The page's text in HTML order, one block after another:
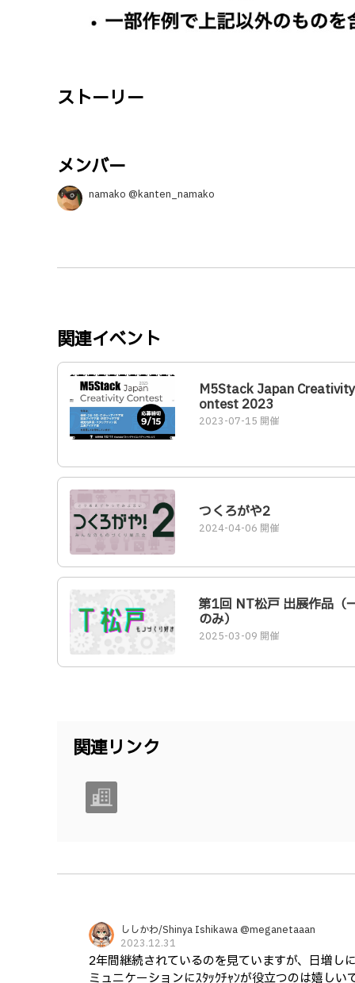
ストーリー
メンバー
namako @kanten_namako
関連イベント
M5Stack Japan
ontest 2023
2023-07-15 開催
つくろがや2
2024-04-06 開催
第1回 NT松戸 出展作品（
のみ）
2025-03-09 開催
関連リンク
ししかわ/Shinya Ishikawa @meganetaaan
2023.12.31
2年間継続されているのを見ていますが、日増し
ミュニケーションにｽﾀｯｸﾁｬﾝが役立つのは嬉し